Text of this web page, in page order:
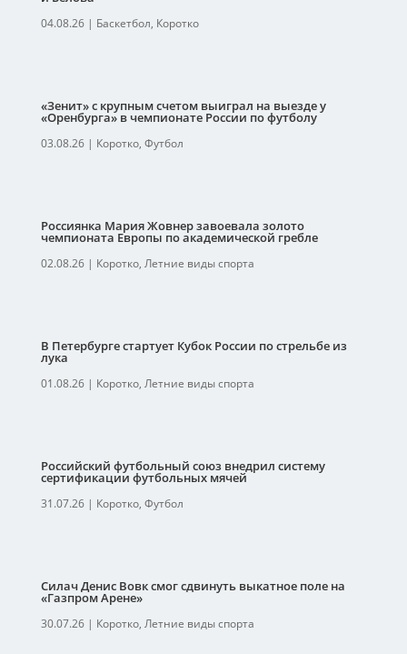
04.08.26| Баскетбол, Коротко
«Зенит» с крупным счетом выиграл на выезде у
«Оренбурга» в чемпионате России по футболу
03.08.26| Коротко, Футбол
Россиянка Мария Жовнер завоевала золото
чемпионата Европы по академической гребле
02.08.26| Коротко, Летние виды спорта
В Петербурге стартует Кубок России по стрельбе из
лука
01.08.26| Коротко, Летние виды спорта
Российский футбольный союз внедрил систему
сертификации футбольных мячей
31.07.26| Коротко, Футбол
Силач Денис Вовк смог сдвинуть выкатное поле на
«Газпром Арене»
30.07.26| Коротко, Летние виды спорта